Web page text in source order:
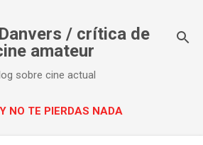
/ crítica de
amateur
sobre cine actual
NO TE PIERDAS NADA